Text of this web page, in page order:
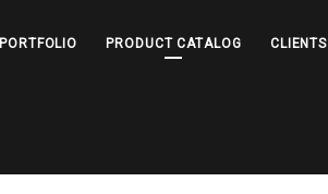
PORTFOLIO PRODUCT CATALOG CLIENTS